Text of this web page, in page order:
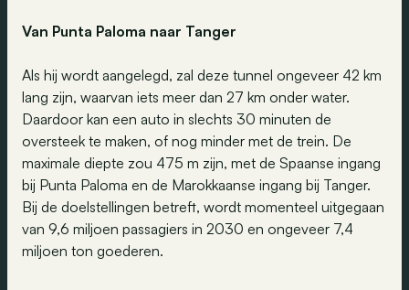
Van Punta Paloma naar Tanger
Als hij wordt aangelegd, zal deze tunnel ongeveer 42 km
lang zijn, waarvan iets meer dan 27 km onder water.
Daardoor kan een auto in slechts 30 minuten de
oversteek te maken, of nog minder met de trein. De
maximale diepte zou 475 m zijn, met de Spaanse ingang
bij Punta Paloma en de Marokkaanse ingang bij Tanger.
Bij de doelstellingen betreft, wordt momenteel uitgegaan
van 9,6 miljoen passagiers in 2030 en ongeveer 7,4
miljoen ton goederen.